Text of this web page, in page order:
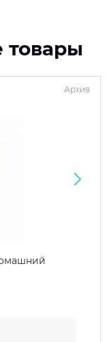
товары
Архив